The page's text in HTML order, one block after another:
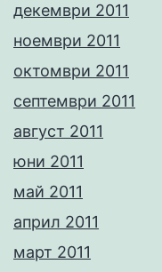
декември 2011
ноември 2011
октомври 2011
септември 2011
август 2011
юни 2011
май 2011
април 2011
март 2011